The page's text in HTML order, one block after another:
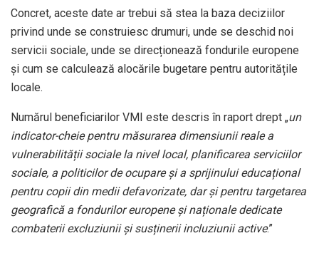
Concret, aceste date ar trebui să stea la baza deciziilor
privind unde se construiesc drumuri, unde se deschid noi
servicii sociale, unde se direcționează fondurile europene
și cum se calculează alocările bugetare pentru autoritățile
locale.
Numărul beneficiarilor VMI este descris în raport drept „un
indicator-cheie pentru măsurarea dimensiunii reale a
vulnerabilității sociale la nivel local, planificarea serviciilor
sociale, a politicilor de ocupare și a sprijinului educațional
pentru copii din medii defavorizate, dar și pentru targetarea
geografică a fondurilor europene și naționale dedicate
combaterii excluziunii și susținerii incluziunii active.”